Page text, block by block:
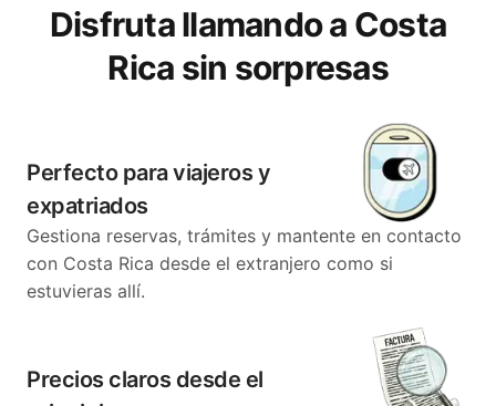
Disfruta llamando a Costa
Rica sin sorpresas
Perfecto para viajeros y
expatriados
Gestiona reservas, trámites y mantente en contacto
con Costa Rica desde el extranjero como si
estuvieras allí.
Precios claros desde el